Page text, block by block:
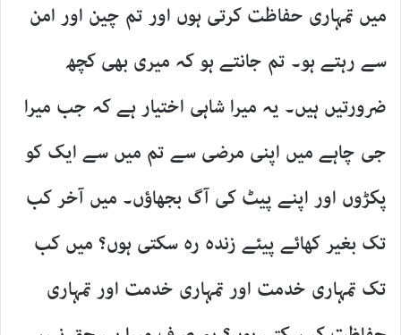
میں تمہاری حفاظت کرتی ہوں اور تم چین اور امن
سے رہتے ہو۔ تم جانتے ہو کہ میری بھی کچھ
ضرورتیں ہیں۔ یہ میرا شاہی اختیار ہے کہ جب میرا
جی چاہے میں اپنی مرضی سے تم میں سے ایک کو
پکڑوں اور اپنے پیٹ کی آگ بجھاؤں۔ میں آخر کب
تک بغیر کھائے پیئے زندہ رہ سکتی ہوں؟ میں کب
تک تمہاری خدمت اور تمہاری خدمت اور تمہاری